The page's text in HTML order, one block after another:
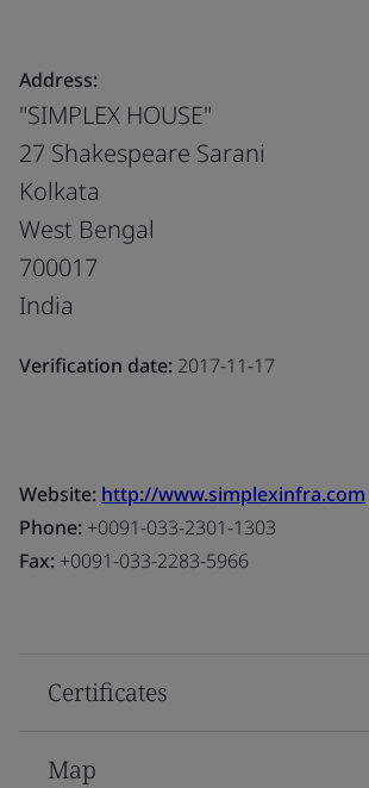
Address:
"SIMPLEX HOUSE"
27 Shakespeare Sarani
Kolkata
West Bengal
700017
India
Verification date: 2017-11-17
Website: http://www.simplexinfra.com
Phone: +0091-033-2301-1303
Fax: +0091-033-2283-5966
Certificates
Map